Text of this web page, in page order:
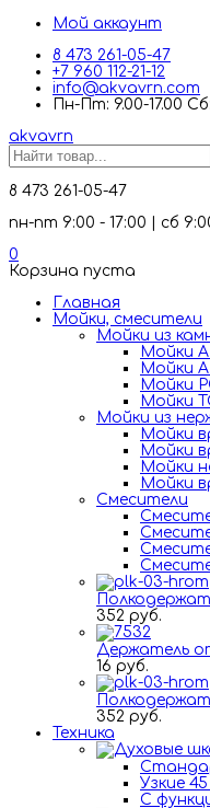
Мой аккаунт
8 473 261-05-47
+7 960 112-21-12
info@akvavrn.com
Пн-Пт: 9.00-17.00
akvavrn
8 473 261-05-47
пн-пт 9:00 - 17:00 | сб
0
Корзина пуста
Главная
Мойки, смесители
Mойки из
Мойки
Мойки
Мойки
Мойки
Мойки из
Мойки
Мойки
Мойки
Мойки
Смесители
352 руб.
Держатель
16 руб.
352 руб.
Техника
Узкие
С